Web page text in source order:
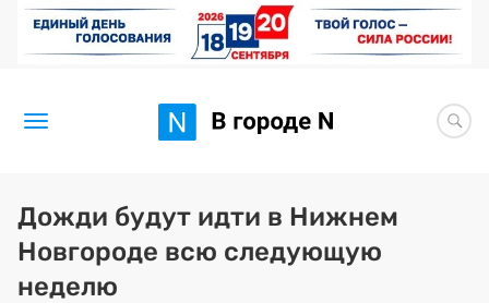
Новости
Статьи
Дожди будут идти в Нижнем
Новгороде всю следующую
неделю